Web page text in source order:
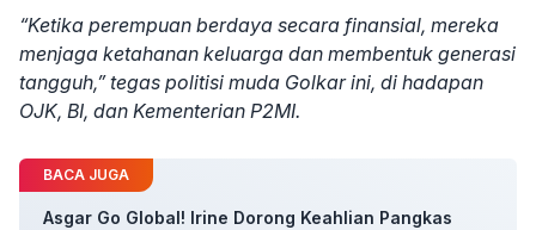
“Ketika perempuan berdaya secara finansial, mereka
menjaga ketahanan keluarga dan membentuk generasi
tangguh,” tegas politisi muda Golkar ini, di hadapan
OJK, BI, dan Kementerian P2MI.
BACA JUGA
Asgar Go Global! Irine Dorong Keahlian Pangkas